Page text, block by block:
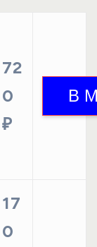
72
0
₽
17
0